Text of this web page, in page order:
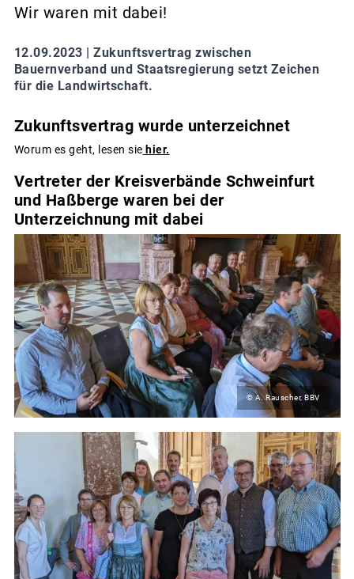
Wir waren mit dabei!
12.09.2023 | Zukunftsvertrag zwischen
Bauernverband und Staatsregierung setzt Zeichen
für die Landwirtschaft.
Zukunftsvertrag wurde unterzeichnet
Worum es geht, lesen sie hier.
Vertreter der Kreisverbände Schweinfurt
und Haßberge waren bei der
Unterzeichnung mit dabei
© A. Rauscher, BBV